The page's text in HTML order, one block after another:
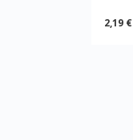
2,19 €